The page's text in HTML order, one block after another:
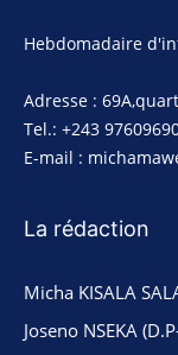
Hebdomadaire
Adresse :
Tel.: +243
E-mail :
La rédaction
Micha KISALA
Joseno NSEKA